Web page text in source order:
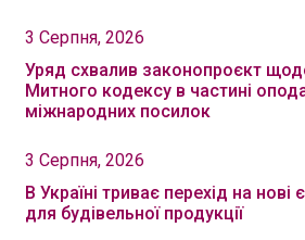
3 Серпня, 2026
Уряд схвалив законопроєкт
Митного кодексу в частині
міжнародних посилок
3 Серпня, 2026
В Україні триває перехід на нові
для будівельної продукції